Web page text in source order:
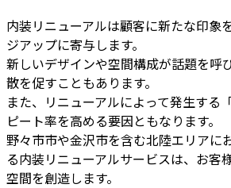
内装リニューアルは顧客に新たな印象
ジアップに寄与します。
新しいデザインや空間構成が話題を呼
散を促すこともあります。
また、リニューアルによって発生する
ピート率を高める要因ともなります。
野々市市や金沢市を含む北陸エリアに
る内装リニューアルサービスは、お客
空間を創造します。